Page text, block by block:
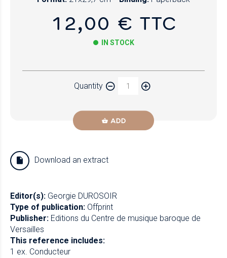
12,00 € TTC
IN STOCK
Quantity
ADD
Download an extract
Editor(s): Georgie DUROSOIR
Type of publication: Offprint
Publisher: Editions du Centre de musique baroque de
Versailles
This reference includes:
1 ex. Conducteur